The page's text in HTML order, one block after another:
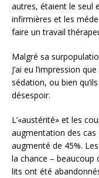
autres, étaient le seul
infirmières et les
faire un travail
Malgré sa
J’ai eu l’impression
sédation, ou bien
désespoir.
L’«austérité» et les
augmentation des cas
augmenté de 45%.
la chance – beaucoup
lits ont été